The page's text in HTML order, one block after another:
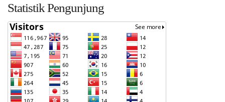
Statistik Pengunjung